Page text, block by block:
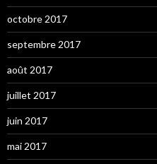
octobre 2017
septembre 2017
août 2017
juillet 2017
juin 2017
mai 2017